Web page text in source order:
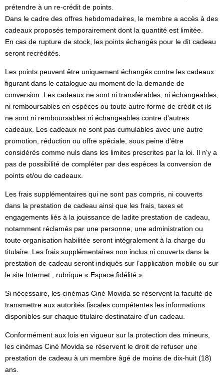
prétendre à un re-crédit de points.
Dans le cadre des offres hebdomadaires, le membre a accès à des
cadeaux proposés temporairement dont la quantité est limitée.
En cas de rupture de stock, les points échangés pour le dit cadeau
seront recrédités.
Les points peuvent être uniquement échangés contre les cadeaux
figurant dans le catalogue au moment de la demande de
conversion. Les cadeaux ne sont ni transférables, ni échangeables,
ni remboursables en espèces ou toute autre forme de crédit et ils
ne sont ni remboursables ni échangeables contre d'autres
cadeaux. Les cadeaux ne sont pas cumulables avec une autre
promotion, réduction ou offre spéciale, sous peine d'être
considérés comme nuls dans les limites prescrites par la loi. Il n'y a
pas de possibilité de compléter par des espèces la conversion de
points et/ou de cadeaux.
Les frais supplémentaires qui ne sont pas compris, ni couverts
dans la prestation de cadeau ainsi que les frais, taxes et
engagements liés à la jouissance de ladite prestation de cadeau,
notamment réclamés par une personne, une administration ou
toute organisation habilitée seront intégralement à la charge du
titulaire. Les frais supplémentaires non inclus ni couverts dans la
prestation de cadeau seront indiqués sur l’application mobile ou sur
le site Internet , rubrique « Espace fidélité ».
Si nécessaire, les cinémas Ciné Movida se réservent la faculté de
transmettre aux autorités fiscales compétentes les informations
disponibles sur chaque titulaire destinataire d'un cadeau.
Conformément aux lois en vigueur sur la protection des mineurs,
les cinémas Ciné Movida se réservent le droit de refuser une
prestation de cadeau à un membre âgé de moins de dix-huit (18)
ans.